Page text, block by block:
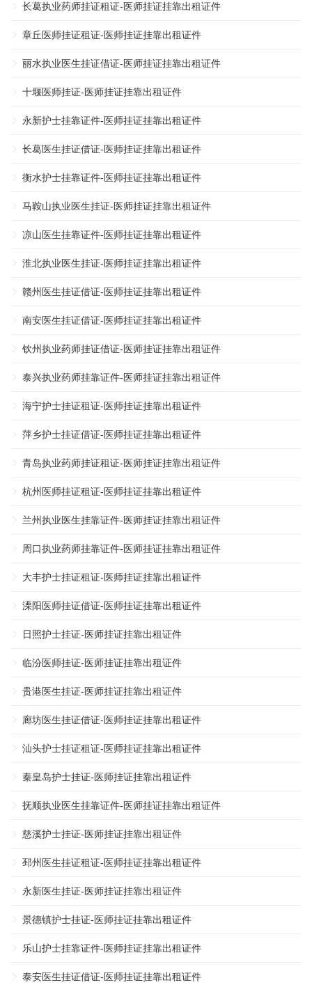
长葛执业药师挂证租证-医师挂证挂靠出租证件
章丘医师挂证租证-医师挂证挂靠出租证件
丽水执业医生挂证借证-医师挂证挂靠出租证件
十堰医师挂证-医师挂证挂靠出租证件
永新护士挂靠证件-医师挂证挂靠出租证件
长葛医生挂证借证-医师挂证挂靠出租证件
衡水护士挂靠证件-医师挂证挂靠出租证件
马鞍山执业医生挂证-医师挂证挂靠出租证件
凉山医生挂靠证件-医师挂证挂靠出租证件
淮北执业医生挂证-医师挂证挂靠出租证件
赣州医生挂证借证-医师挂证挂靠出租证件
南安医生挂证借证-医师挂证挂靠出租证件
钦州执业药师挂证借证-医师挂证挂靠出租证件
泰兴执业药师挂靠证件-医师挂证挂靠出租证件
海宁护士挂证租证-医师挂证挂靠出租证件
萍乡护士挂证借证-医师挂证挂靠出租证件
青岛执业药师挂证租证-医师挂证挂靠出租证件
杭州医师挂证租证-医师挂证挂靠出租证件
兰州执业医生挂靠证件-医师挂证挂靠出租证件
周口执业药师挂靠证件-医师挂证挂靠出租证件
大丰护士挂证租证-医师挂证挂靠出租证件
溧阳医师挂证借证-医师挂证挂靠出租证件
日照护士挂证-医师挂证挂靠出租证件
临汾医师挂证-医师挂证挂靠出租证件
贵港医生挂证-医师挂证挂靠出租证件
廊坊医生挂证借证-医师挂证挂靠出租证件
汕头护士挂证租证-医师挂证挂靠出租证件
秦皇岛护士挂证-医师挂证挂靠出租证件
抚顺执业医生挂靠证件-医师挂证挂靠出租证件
慈溪护士挂证-医师挂证挂靠出租证件
邳州医生挂证租证-医师挂证挂靠出租证件
永新医生挂证-医师挂证挂靠出租证件
景德镇护士挂证-医师挂证挂靠出租证件
乐山护士挂靠证件-医师挂证挂靠出租证件
泰安医生挂证借证-医师挂证挂靠出租证件